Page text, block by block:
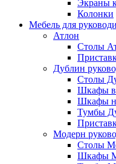
Экраны
Колонки
Мебель для
Атлон
Столы
Дублин
Столы
Шкафы
Шкафы
Тумбы
Модерн
Столы
Шкафы